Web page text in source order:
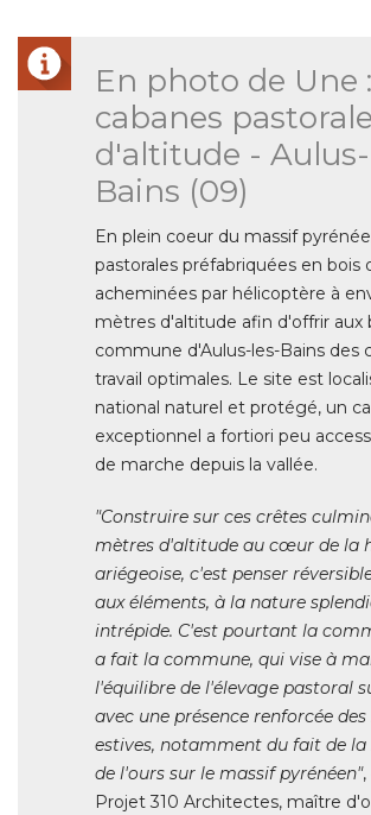
En photo de Une
cabanes
d'altitude -
Bains (09)
En plein coeur du massif
pastorales préfabriquées en bois
acheminées par hélicoptère à
mètres d'altitude afin d'offrir aux
commune d'Aulus-les-Bains des
travail optimales. Le site est
national naturel et protégé, un
exceptionnel a fortiori peu
de marche depuis la vallée.
"Construire sur ces crêtes
mètres d'altitude au cœur de la
ariégeoise, c'est penser
aux éléments, à la nature
intrépide. C'est pourtant la
a fait la commune, qui vise à
l'équilibre de l'élevage pastoral
avec une présence renforcée
estives, notamment du fait de
de l'ours sur le massif pyrénéen"
Projet 310 Architectes, maître